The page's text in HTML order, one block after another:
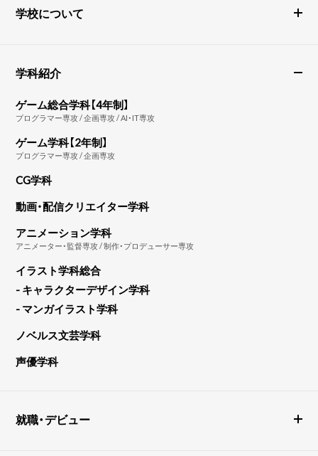
学校について
学科紹介
ゲーム総合学科【4年制】
プログラマー専攻 / 企画専攻 / AI・IT専攻
ゲーム学科【2年制】
プログラマー専攻 / 企画専攻
CG学科
動画・配信クリエイター学科
アニメーション学科
アニメーター・監督専攻 / 制作・プロデューサー専攻
イラスト学科総合
- キャラクターデザイン学科
- マンガイラスト学科
ノベルス文芸学科
声優学科
就職・デビュー